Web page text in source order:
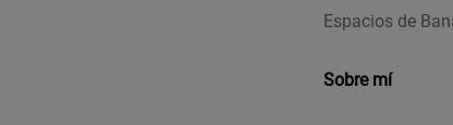
Espacios de
Sobre mí